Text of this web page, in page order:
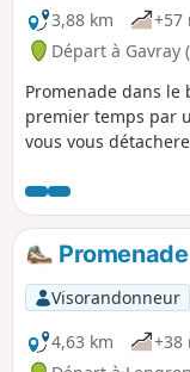
3,88 km
+57
Départ à Gavray
Promenade dans le
premier temps par
vous vous
rivière jusqu'à un
Visorandonneur
4,63 km
+38